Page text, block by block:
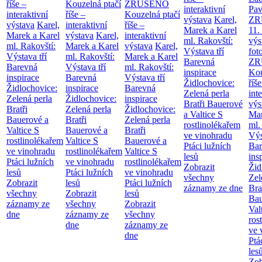
říše –
interaktivní
výstava Karel,
Marek a Karel
ml. Rakovští:
Výstava tří
Barevná
inspirace
Židlochovice:
Zelená perla
Bratři
Bauerové a
Valtice S
rostlinolékařem
ve vinohradu
Ptáci lužních
lesů
Zobrazit
všechny
záznamy ze
dne
Kouzelná ptačí
říše –
interaktivní
výstava Karel,
Marek a Karel
ml. Rakovští:
Výstava tří
Barevná
inspirace
Židlochovice:
Zelená perla
Bratři
Bauerové a
Valtice S
rostlinolékařem
ve vinohradu
Ptáci lužních
lesů
Zobrazit
všechny
záznamy ze
dne
ZRUŠENO
Kouzelná ptačí
říše –
interaktivní
výstava Karel,
Marek a Karel
ml. Rakovští:
Výstava tří
Barevná
inspirace
Židlochovice:
Zelená perla
Bratři
Bauerové a
Valtice S
rostlinolékařem
ve vinohradu
Ptáci lužních
lesů
Zobrazit
všechny
záznamy ze
dne
interaktivní
výstava Karel,
Marek a Karel
ml. Rakovští:
Výstava tří
Barevná
inspirace
Židlochovice:
Zelená perla
Bratři Bauerové
a Valtice S
rostlinolékařem
ve vinohradu
Ptáci lužních
lesů
Zobrazit
všechny
záznamy ze dne
ml.
ve